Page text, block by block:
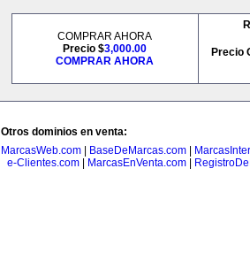
COMPRAR AHORA
Precio $3,000.00
COMPRAR AHORA
Precio
Otros dominios en venta:
MarcasWeb.com
BaseDeMarcas.com
e-Clientes.com| MarcasEnVenta.com|